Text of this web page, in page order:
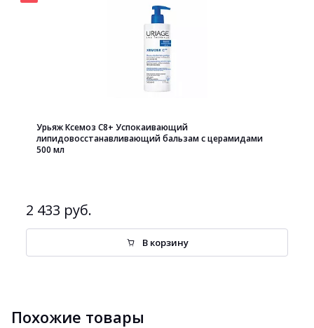
Урьяж Ксемоз С8+ Успокаивающий
липидовосстанавливающий бальзам с церамидами
500 мл
2 433 руб.
В корзину
Похожие товары